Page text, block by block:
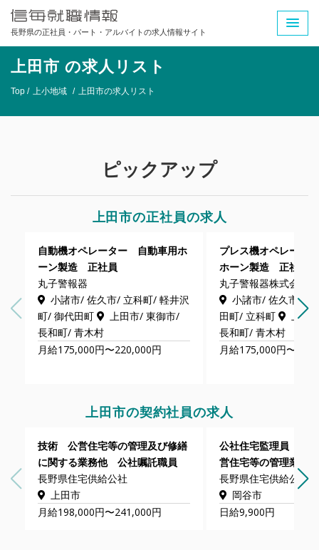
長野県の正社員・パート・アルバイトの求人情報サイト
上田市 の求人リスト
Top / 上小地域 / 上田市の求人リスト
ピックアップ
上田市の正社員の求人
自動機オペレーター 自動車用ホ
ーン製造 正社員
丸子警報器
小諸市/ 佐久市/ 立科町/ 軽井沢
町/ 御代田町
上田市/ 東御市/
長和町/ 青木村
月給175,000円〜220,000円
プレス機オペレータ
ホーン製造 正社員
丸子警報器株式会社
小諸市/ 佐久市/ 軽
田町/ 立科町
上田
長和町/ 青木村
月給175,000円〜
上田市の契約社員の求人
技術 公営住宅等の管理及び修繕
に関する業務他 公社嘱託職員
長野県住宅供給公社
上田市
月給198,000円〜241,000円
公社住宅監理員［岡
営住宅等の管理業務
長野県住宅供給公社
岡谷市
日給9,900円